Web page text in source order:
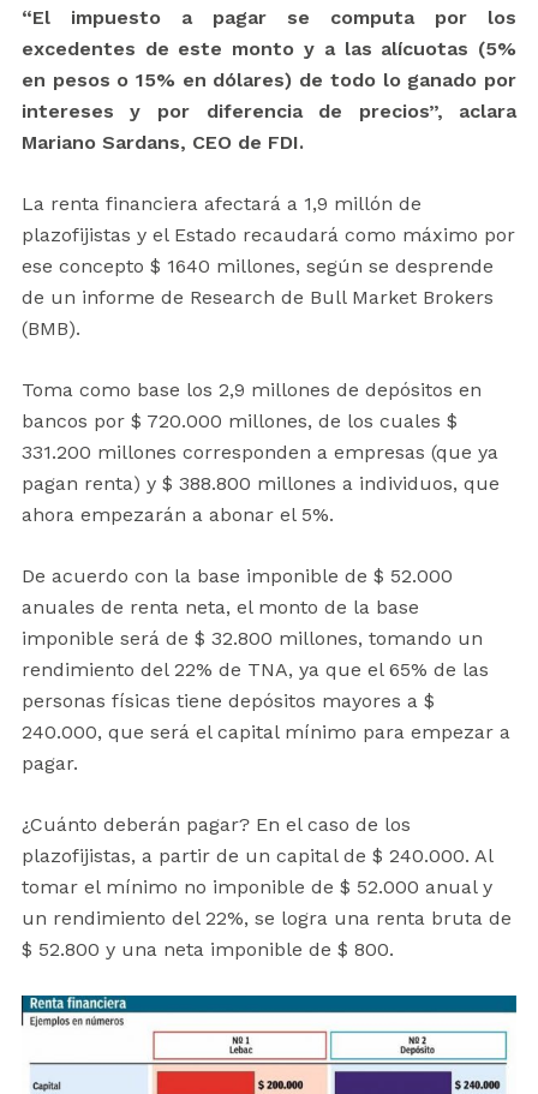
“El impuesto a pagar se computa por los
excedentes de este monto y a las alícuotas (5%
en pesos o 15% en dólares) de todo lo ganado por
intereses y por diferencia de precios”, aclara
Mariano Sardans, CEO de FDI.
La renta financiera afectará a 1,9 millón de
plazofijistas y el Estado recaudará como máximo por
ese concepto $ 1640 millones, según se desprende
de un informe de Research de Bull Market Brokers
(BMB).
Toma como base los 2,9 millones de depósitos en
bancos por $ 720.000 millones, de los cuales $
331.200 millones corresponden a empresas (que ya
pagan renta) y $ 388.800 millones a individuos, que
ahora empezarán a abonar el 5%.
De acuerdo con la base imponible de $ 52.000
anuales de renta neta, el monto de la base
imponible será de $ 32.800 millones, tomando un
rendimiento del 22% de TNA, ya que el 65% de las
personas físicas tiene depósitos mayores a $
240.000, que será el capital mínimo para empezar a
pagar.
¿Cuánto deberán pagar? En el caso de los
plazofijistas, a partir de un capital de $ 240.000. Al
tomar el mínimo no imponible de $ 52.000 anual y
un rendimiento del 22%, se logra una renta bruta de
$ 52.800 y una neta imponible de $ 800.